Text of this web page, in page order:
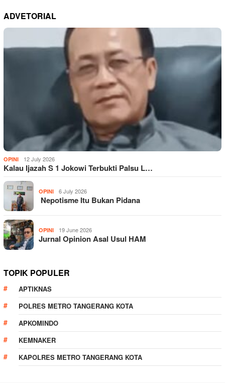
ADVETORIAL
OPINI 12 July 2026
Kalau Ijazah S 1 Jokowi Terbukti Palsu L…
OPINI 6 July 2026
Nepotisme Itu Bukan Pidana
OPINI 19 June 2026
Jurnal Opinion Asal Usul HAM
TOPIK POPULER
APTIKNAS
POLRES METRO TANGERANG KOTA
APKOMINDO
KEMNAKER
KAPOLRES METRO TANGERANG KOTA